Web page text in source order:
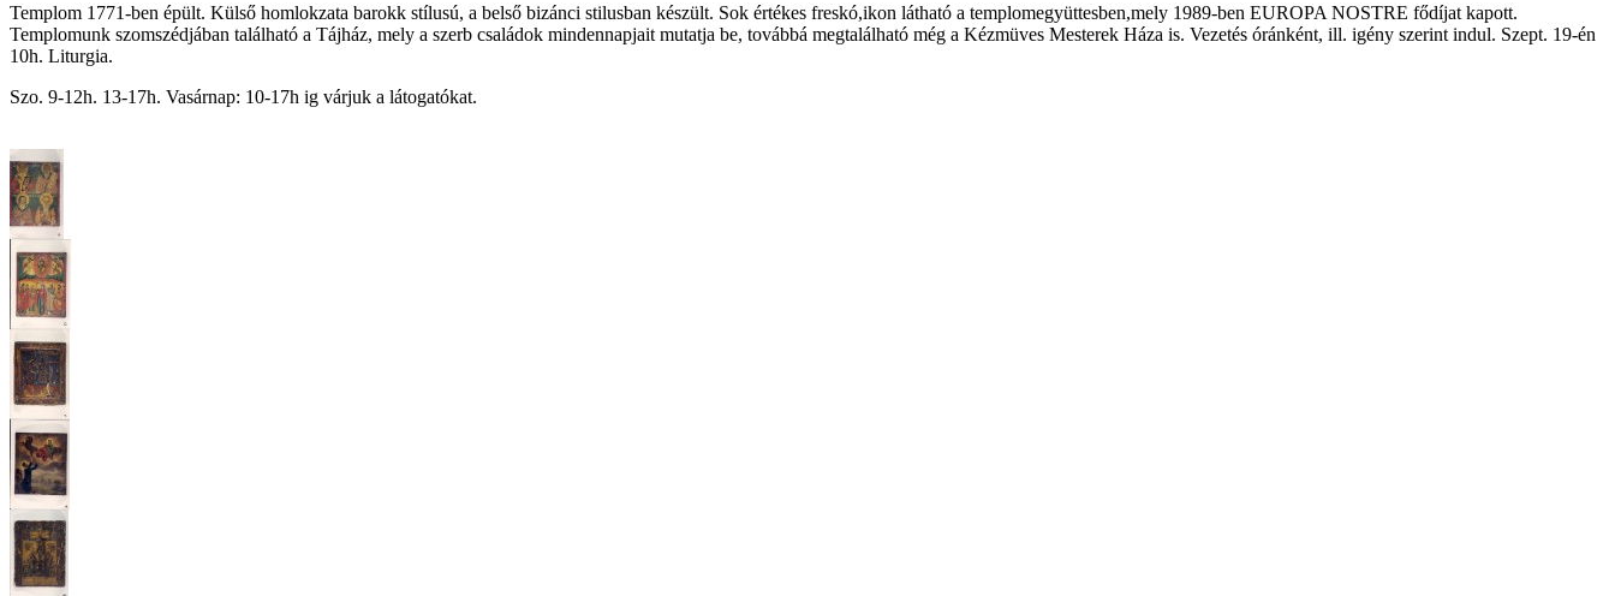
Templom 1771-ben épült. Külső homlokzata barokk stílusú, a belső bizánci stilusban készült. Sok értékes freskó,ikon látható a templomegyüttesben,mely 1989-ben EUROPA NOSTRE fődíjat kapott.
Templomunk szomszédjában található a Tájház, mely a szerb családok mindennapjait mutatja be, továbbá megtalálható még a Kézmüves Mesterek Háza is. Vezetés óránként, ill. igény szerint indul. Szept. 19-én
10h. Liturgia.
Szo. 9-12h. 13-17h. Vasárnap: 10-17h ig várjuk a látogatókat.